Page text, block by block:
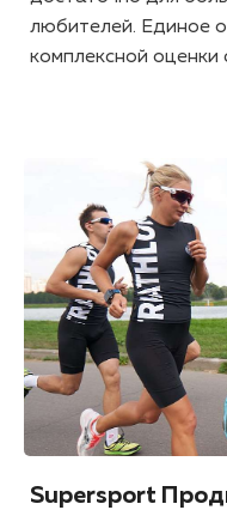
любителей. Единое
комплексной оценки
Supersport